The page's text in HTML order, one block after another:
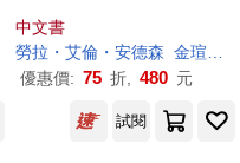
(加贈黑暗王國轉印貼紙)
中文書
勞拉・艾倫・安德森 金瑄桓
優惠價: 75 折, 480 元
試閱